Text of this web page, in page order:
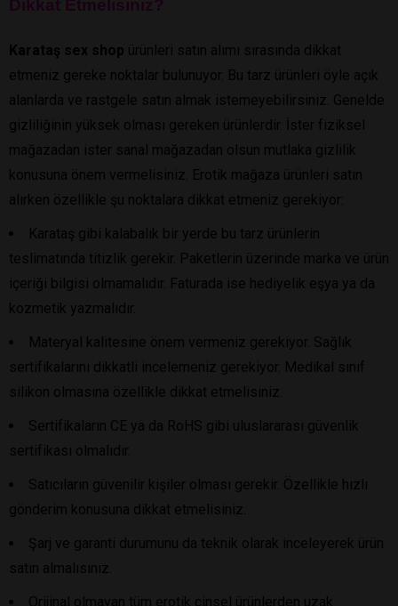
Dikkat Etmelisiniz?
Karataş sex shop ürünleri satın alımı sırasında dikkat
etmeniz gereke noktalar bulunuyor. Bu tarz ürünleri öyle açık
alanlarda ve rastgele satın almak istemeyebilirsiniz. Genelde
gizliliğinin yüksek olması gereken ürünlerdir. İster fiziksel
mağazadan ister sanal mağazadan olsun mutlaka gizlilik
konusuna önem vermelisiniz. Erotik mağaza ürünleri satın
alırken özellikle şu noktalara dikkat etmeniz gerekiyor:
Karataş gibi kalabalık bir yerde bu tarz ürünlerin
teslimatında titizlik gerekir. Paketlerin üzerinde marka ve ürün
içeriği bilgisi olmamalıdır. Faturada ise hediyelik eşya ya da
kozmetik yazmalıdır.
Materyal kalitesine önem vermeniz gerekiyor. Sağlık
sertifikalarını dikkatli incelemeniz gerekiyor. Medikal sınıf
silikon olmasına özellikle dikkat etmelisiniz.
Sertifikaların CE ya da RoHS gibi uluslararası güvenlik
sertifikası olmalıdır.
Satıcıların güvenilir kişiler olması gerekir. Özellikle hızlı
gönderim konusuna dikkat etmelisiniz.
Şarj ve garanti durumunu da teknik olarak inceleyerek ürün
satın almalısınız.
Orijinal olmayan tüm erotik cinsel ürünlerden uzak